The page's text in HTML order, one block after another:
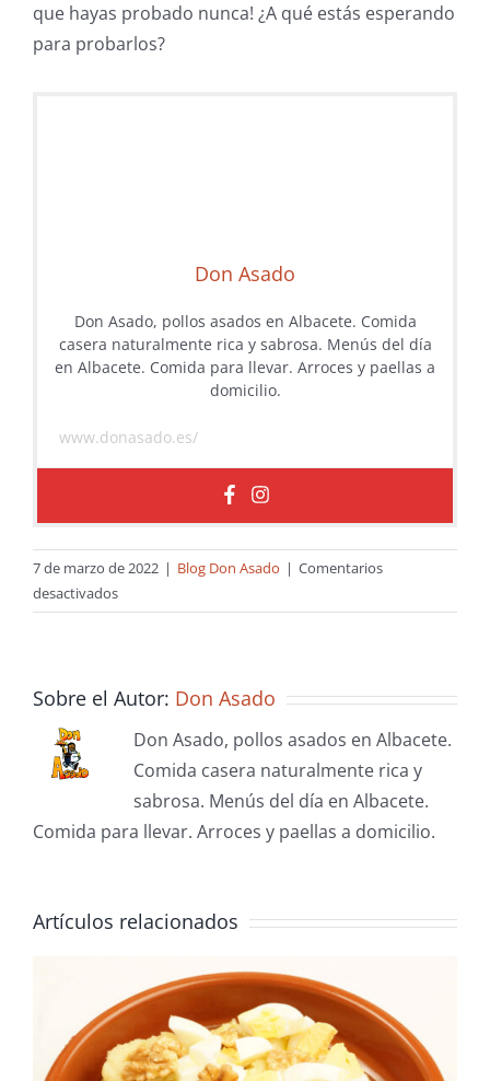
que hayas probado nunca! ¿A qué estás esperando
para probarlos?
Don Asado
Don Asado, pollos asados en Albacete. Comida
casera naturalmente rica y sabrosa. Menús del día
en Albacete. Comida para llevar. Arroces y paellas a
domicilio.
www.donasado.es/
7 de marzo de 2022 | Blog Don Asado | Comentarios
desactivadosen
5
Don
para
día
Padre
Sobre el Autor: Don Asado
Don Asado, pollos asados en Albacete.
Comida casera naturalmente rica y
sabrosa. Menús del día en Albacete.
Comida para llevar. Arroces y paellas a domicilio.
Artículos relacionados